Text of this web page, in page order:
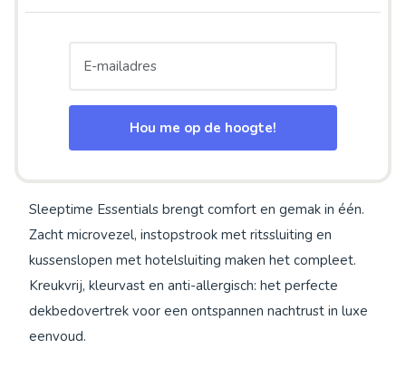
Hou me op de hoogte!
Sleeptime Essentials brengt comfort en gemak in één.
Zacht microvezel, instopstrook met ritssluiting en
kussenslopen met hotelsluiting maken het compleet.
Kreukvrij, kleurvast en anti-allergisch: het perfecte
dekbedovertrek voor een ontspannen nachtrust in luxe
eenvoud.